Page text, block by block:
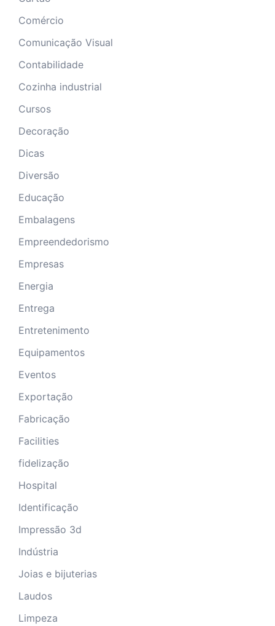
Comércio
Comunicação Visual
Contabilidade
Cozinha industrial
Cursos
Decoração
Dicas
Diversão
Educação
Embalagens
Empreendedorismo
Empresas
Energia
Entrega
Entretenimento
Equipamentos
Eventos
Exportação
Fabricação
Facilities
fidelização
Hospital
Identificação
Impressão 3d
Indústria
Joias e bijuterias
Laudos
Limpeza